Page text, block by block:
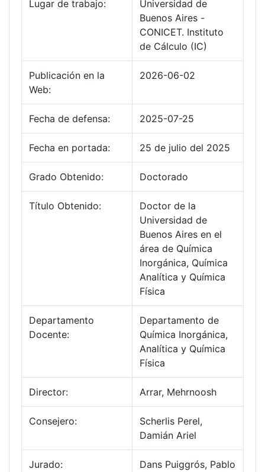
Lugar de trabajo:
Universidad de
Buenos Aires -
CONICET. Instituto
de Cálculo (IC)
Publicación en la
Web:
2026-06-02
Fecha de defensa: 2025-07-25
Fecha en portada: 25 de julio del 2025
Grado Obtenido: Doctorado
Título Obtenido:
Doctor de la
Universidad de
Buenos Aires en el
área de Química
Inorgánica, Química
Analítica y Química
Física
Departamento
Docente:
Departamento de
Química Inorgánica,
Analítica y Química
Física
Director: Arrar, Mehrnoosh
Consejero:
Scherlis Perel,
Damián Ariel
Jurado:
Dans Puiggrós, Pablo